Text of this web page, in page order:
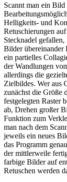
Scannt man ein
Helligkeits- und
Retuschierungen
Stecknadel
Bilder übereinander
ein partielles
der Wandlungen
allerdings die
Zielbildes. Wer aus
zunächst die Größe
festgelegten Raster
ab, Drehen großer
Funktion zum
man nach dem
jeweils ein neues
das Programm
der mittlerweile
farbige Bilder auf
Retuschen werden